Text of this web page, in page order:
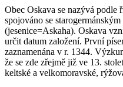
Obec Oskava se nazývá podle
spojováno se
(jesenice=Askaha). Oskava
určit datum založení. První
zaznamenána v r. 1344.
že se zde zřejmě již ve 13.
keltské a velkomoravské,